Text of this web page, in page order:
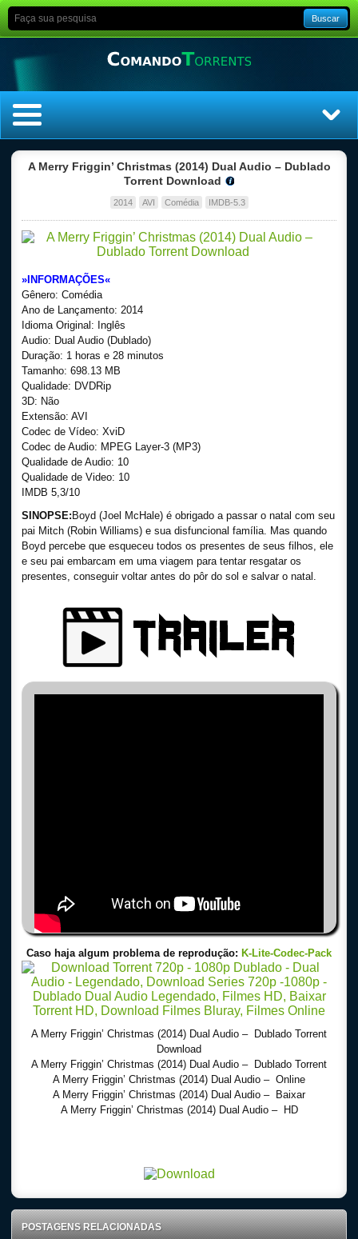
Buscar
Top Séries
A Merry Friggin’ Christmas (2014) Dual Audio – Dublado
Torrent Download
2014 AVI Comédia IMDB-5.3
»INFORMAÇÕES«
Gênero: Comédia
Ano de Lançamento: 2014
Idioma Original: Inglês
Audio: Dual Audio (Dublado)
Duração: 1 horas e 28 minutos
Tamanho: 698.13 MB
Qualidade: DVDRip
3D: Não
Extensão: AVI
Codec de Vídeo: XviD
Codec de Audio: MPEG Layer-3 (MP3)
Qualidade de Audio: 10
Qualidade de Video: 10
IMDB 5,3/10
SINOPSE: Boyd (Joel McHale) é obrigado a passar o natal com seu
pai Mitch (Robin Williams) e sua disfuncional família. Mas quando
Boyd percebe que esqueceu todos os presentes de seus filhos, ele
e seu pai embarcam em uma viagem para tentar resgatar os
presentes, conseguir voltar antes do pôr do sol e salvar o natal.
Caso haja algum problema de reprodução: K-Lite-Codec-Pack
A Merry Friggin’ Christmas (2014) Dual Audio – Dublado Torrent
Download
A Merry Friggin’ Christmas (2014) Dual Audio – Dublado Torrent
A Merry Friggin’ Christmas (2014) Dual Audio – Online
A Merry Friggin’ Christmas (2014) Dual Audio – Baixar
A Merry Friggin’ Christmas (2014) Dual Audio – HD
POSTAGENS RELACIONADAS